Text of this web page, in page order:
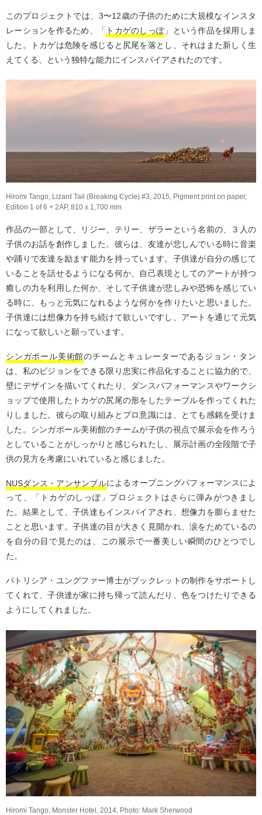
このプロジェクトでは、3〜12歳の子供のために大規模なインスタ
レーションを作るため、「 トカゲのしっぽ」という作品を採用しま
した。トカゲは危険を感じると尻尾を落とし、それはまた新しく生
えてくる、という独特な能力にインスパイアされたのです。
Hiromi Tango, Lizard Tail (Breaking Cycle) #3, 2015, Pigment print on paper,
Edition 1 of 6 + 2AP, 810 x 1,700 mm
作品の一部として、リジー、テリー、ザラーという名前の、３人の
子供のお話を創作しました。彼らは、友達が悲しんでいる時に音楽
や踊りで友達を励ます能力を持っています。子供達が自分の感じて
いることを話せるようになる何か、自己表現としてのアートが持つ
癒しの力を利用した何か、そして子供達が悲しみや恐怖を感じてい
る時に、もっと元気になれるような何かを作りたいと思いました。
子供達には想像力を持ち続けて欲しいですし、アートを通じて元気
になって欲しいと願っています。
シンガポール美術館のチームとキュレーターであるジョン・タン
は、私のビジョンをできる限り忠実に作品化することに協力的で、
壁にデザインを描いてくれたり、ダンスパフォーマンスやワークシ
ョップで使用したトカゲの尻尾の形をしたテーブルを作ってくれた
りしました。彼らの取り組みとプロ意識には、とても感銘を受けま
した。シンガポール美術館のチームが子供の視点で展示会を作ろう
としていることがしっかりと感じられたし、展示計画の全段階で子
供の見方を考慮にいれていると感じました。
NUSダンス・アンサンブルによるオープニングパフォーマンスによ
って、「トカゲのしっぽ」プロジェクトはさらに弾みがつきまし
た。結果として、子供達もインスパイアされ、想像力を膨らませた
ことと思います。子供達の目が大きく見開かれ、涙をためているの
を自分の目で見たのは、この展示で一番美しい瞬間のひとつでし
た。
パトリシア・ユングファー博士がブックレットの制作をサポートし
てくれて、子供達が家に持ち帰って読んだり、色をつけたりできる
ようにしてくれました。
Hiromi Tango, Monster Hotel, 2014, Photo: Mark Sherwood